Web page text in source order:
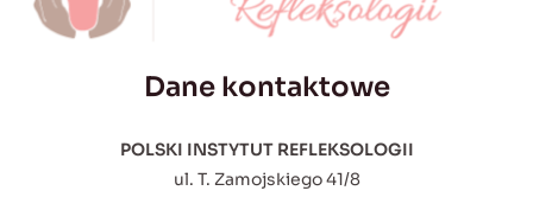
Dane kontaktowe
POLSKI INSTYTUT REFLEKSOLOGII
ul. T. Zamojskiego 41/8